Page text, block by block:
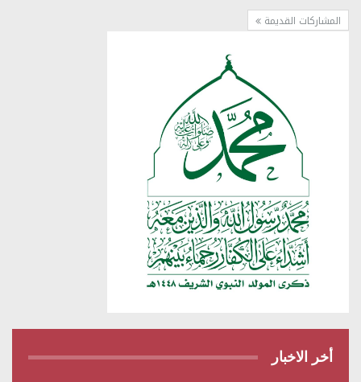
المشاركات القديمة
أخر الاخبار